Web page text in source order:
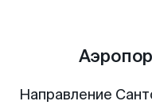
Направление